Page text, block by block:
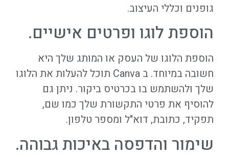
גופנים וכללי העיצוב.
הוספת לוגו ופרטים אישיים.
הוספת הלוגו של העסק או המותג שלך היא
חשובה במיוחד. ב Canva תוכל להעלות את הלוגו
שלך ולהשתמש בו בכרטיס ביקור. ניתן גם
להוסיף את פרטי התקשורת שלך כמו שם,
תפקיד, כתובת, דוא"ל ומספר טלפון.
שימור והדפסה באיכות גבוהה.